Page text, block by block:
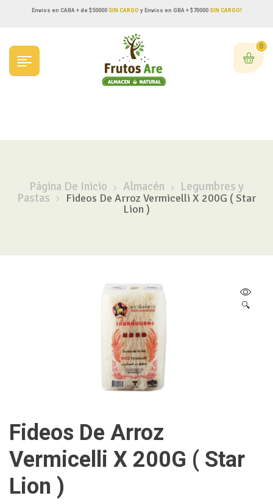
Envíos en CABA + de $50000SIN CARGO y Envíos en GBA + $70000 SIN CARGO!
0
Página De Inicio Almacén Legumbres y
Pastas
Fideos De Arroz Vermicelli X 200G ( Star
Lion )
🔍
Fideos De Arroz
Vermicelli X 200G ( Star
Lion )